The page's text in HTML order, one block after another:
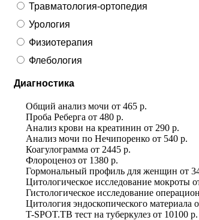
Травматология-ортопедия
Урология
Физиотерапия
Флебология
Диагностика
Общий анализ мочи от 465 р.
Проба Реберга от 480 р.
Анализ крови на креатинин от 290 р.
Анализ мочи по Нечипоренко от 540 р.
Коагулограмма от 2445 р.
Флороценоз от 1380 р.
Гормональный профиль для женщин от
Цитологическое исследование мокроты
Гистологическое исследование
Цитология эндоскопического материала
T-SPOT.TB тест на туберкулез от 10100 р.